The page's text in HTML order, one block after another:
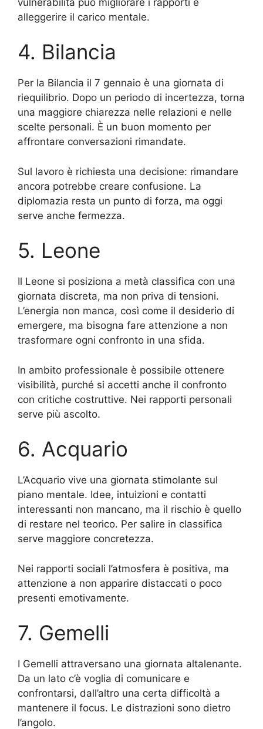
alleggerire il carico mentale.
4. Bilancia
Per la Bilancia il 7 gennaio è una giornata di
riequilibrio. Dopo un periodo di incertezza, torna
una maggiore chiarezza nelle relazioni e nelle
scelte personali. È un buon momento per
affrontare conversazioni rimandate.
Sul lavoro è richiesta una decisione: rimandare
ancora potrebbe creare confusione. La
diplomazia resta un punto di forza, ma oggi
serve anche fermezza.
5. Leone
Il Leone si posiziona a metà classifica con una
giornata discreta, ma non priva di tensioni.
L’energia non manca, così come il desiderio di
emergere, ma bisogna fare attenzione a non
trasformare ogni confronto in una sfida.
In ambito professionale è possibile ottenere
visibilità, purché si accetti anche il confronto
con critiche costruttive. Nei rapporti personali
serve più ascolto.
6. Acquario
L’Acquario vive una giornata stimolante sul
piano mentale. Idee, intuizioni e contatti
interessanti non mancano, ma il rischio è quello
di restare nel teorico. Per salire in classifica
serve maggiore concretezza.
Nei rapporti sociali l’atmosfera è positiva, ma
attenzione a non apparire distaccati o poco
presenti emotivamente.
7. Gemelli
I Gemelli attraversano una giornata altalenante.
Da un lato c’è voglia di comunicare e
confrontarsi, dall’altro una certa difficoltà a
mantenere il focus. Le distrazioni sono dietro
l’angolo.